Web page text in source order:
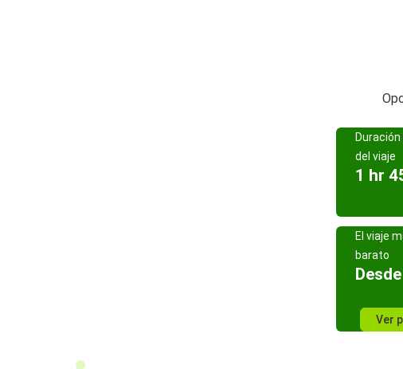
del viaje
1 hr
El viaje
barato
Ver